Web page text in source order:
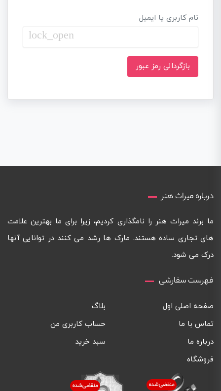
نام کاربری یا ایمیل
lock_open
بازگردانی رمز عبور
درباره میراث هنر
ما برند میراث هنر را نامگذاری کردیم، زیرا برای ما بهترین علامت
های تجاری ساده هستند. مارک ها رشد می کنند در توانایی آنها
درک می شود.
فهرست سفارشی
صفحه اصلی اول
بلاگ
تماس با ما
حساب کاربری من
درباره ما
سبد خرید
فروشگاه